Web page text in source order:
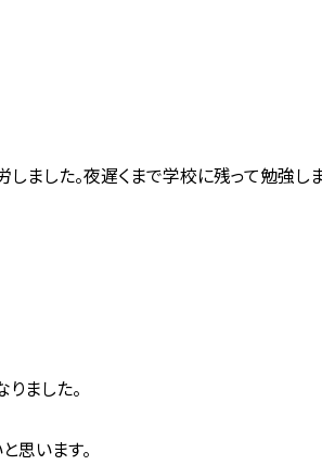
ました。夜遅くまで学校に残って勉強し
ました。
思います。